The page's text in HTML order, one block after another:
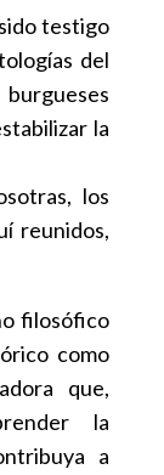
testigo
del
la
los
reunidos,
filosófico
como
que,
la
a